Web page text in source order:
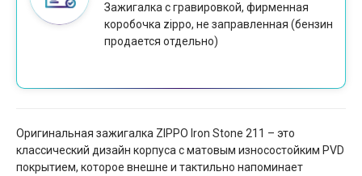
Зажигалка с гравировкой, фирменная
коробочка zippo, не заправленная (бензин
продается отдельно)
Оригинальная зажигалка ZIPPO Iron Stone 211 – это
классический дизайн корпуса с матовым износостойким PVD
покрытием, которое внешне и тактильно напоминает